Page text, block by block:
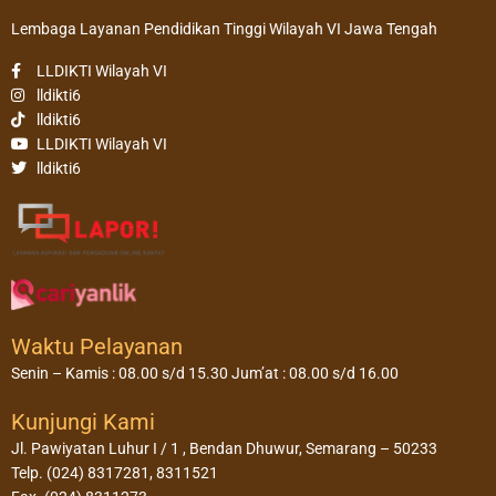
Lembaga Layanan Pendidikan Tinggi Wilayah VI Jawa Tengah
LLDIKTI Wilayah VI
lldikti6
lldikti6
LLDIKTI Wilayah VI
lldikti6
Waktu Pelayanan
Senin – Kamis : 08.00 s/d 15.30 Jum’at : 08.00 s/d 16.00
Kunjungi Kami
Jl. Pawiyatan Luhur I / 1 , Bendan Dhuwur, Semarang – 50233
Telp. (024) 8317281, 8311521